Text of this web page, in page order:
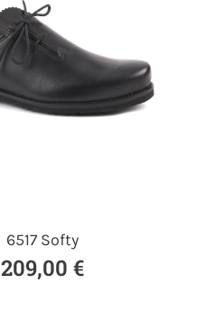
6517 Softy
209,00 €